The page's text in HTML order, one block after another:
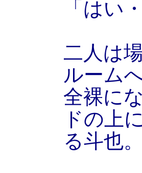
「はい
二人は
ルーム
全裸に
ドの上
る斗也